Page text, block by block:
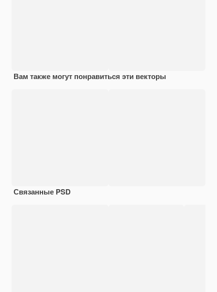
Вам также могут понравиться эти векторы
Связанные PSD